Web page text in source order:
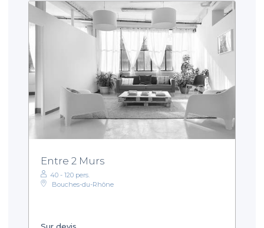
Entre 2 Murs
40 - 120 pers.
Bouches-du-Rhône